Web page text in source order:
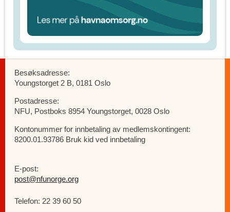
Besøksadresse:
Youngstorget 2 B, 0181 Oslo
Postadresse:
NFU, Postboks 8954 Youngstorget, 0028 Oslo
Kontonummer for innbetaling av medlemskontingent:
8200.01.93786 Bruk kid ved innbetaling
E-post:
post@nfunorge.org
Telefon: 22 39 60 50